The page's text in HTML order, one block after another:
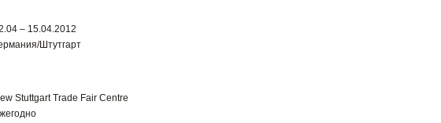
– 15.04.2012
Штутгарт
Stuttgart Trade Fair Centre